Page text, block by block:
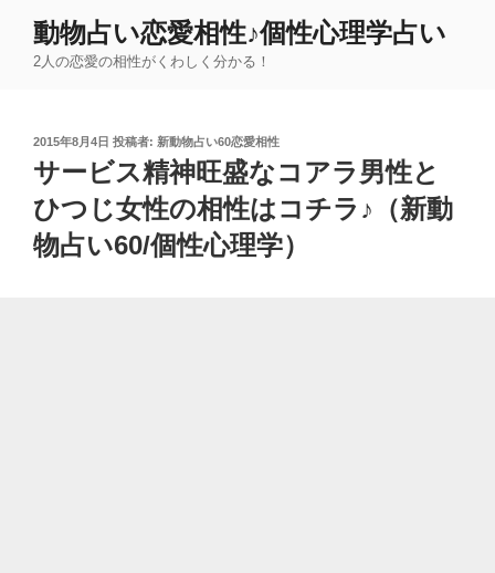
動物占い恋愛相性♪個性心理学占い
2人の恋愛の相性がくわしく分かる！
投
稿
日:
2015年8月4日 投稿者: 新動物占い60恋愛相性
サービス精神旺盛なコアラ男性と
ひつじ女性の相性はコチラ♪（新動
物占い60/個性心理学）